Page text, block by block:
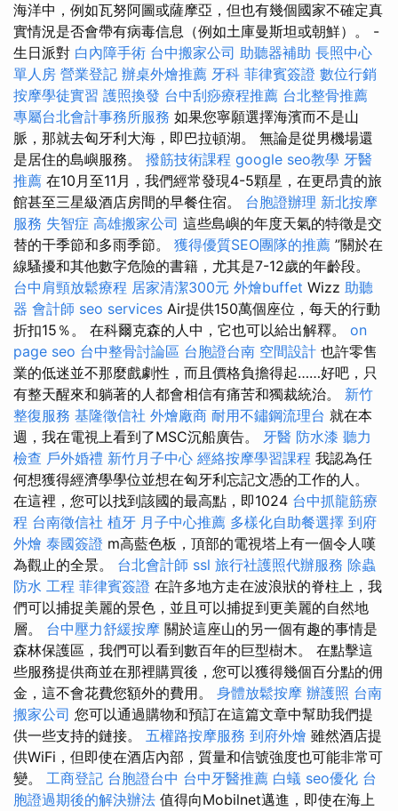
海洋中，例如瓦努阿圖或薩摩亞，但也有幾個國家不確定真
實情況是否會帶有病毒信息（例如土庫曼斯坦或朝鮮）。 -
生日派對 白內障手術 台中搬家公司 助聽器補助 長照中心
單人房 營業登記 辦桌外燴推薦 牙科 菲律賓簽證 數位行銷
按摩學徒實習 護照換發 台中刮痧療程推薦 台北整骨推薦
專屬台北會計事務所服務 如果您寧願選擇海濱而不是山
脈，那就去匈牙利大海，即巴拉頓湖。 無論是從男機場還
是居住的島嶼服務。 撥筋技術課程 google seo教學 牙醫
推薦 在10月至11月，我們經常發現4-5顆星，在更昂貴的旅
館甚至三星級酒店房間的早餐住宿。 台胞證辦理 新北按摩
服務 失智症 高雄搬家公司 這些島嶼的年度天氣的特徵是交
替的干季節和多雨季節。 獲得優質SEO團隊的推薦 ”關於在
線騷擾和其他數字危險的書籍，尤其是7-12歲的年齡段。
台中肩頸放鬆療程 居家清潔300元 外燴buffet Wizz 助聽
器 會計師 seo services Air提供150萬個座位，每天的行動
折扣15％。 在科爾克森的人中，它也可以給出解釋。 on
page seo 台中整骨討論區 台胞證台南 空間設計 也許零售
業的低迷並不那麼戲劇性，而且價格負擔得起……好吧，只
有整天醒來和躺著的人都會相信有痛苦和獨裁統治。 新竹
整復服務 基隆徵信社 外燴廠商 耐用不鏽鋼流理台 就在本
週，我在電視上看到了MSC沉船廣告。 牙醫 防水漆 聽力
檢查 戶外婚禮 新竹月子中心 經絡按摩學習課程 我認為任
何想獲得經濟學學位並想在匈牙利忘記文憑的工作的人。
在這裡，您可以找到該國的最高點，即1024 台中抓龍筋療
程 台南徵信社 植牙 月子中心推薦 多樣化自助餐選擇 到府
外燴 泰國簽證 m高藍色板，頂部的電視塔上有一個令人嘆
為觀止的全景。 台北會計師 ssl 旅行社護照代辦服務 除蟲
防水 工程 菲律賓簽證 在許多地方走在波浪狀的脊柱上，我
們可以捕捉美麗的景色，並且可以捕捉到更美麗的自然地
層。 台中壓力舒緩按摩 關於這座山的另一個有趣的事情是
森林保護區，我們可以看到數百年的巨型樹木。 在點擊這
些服務提供商並在那裡購買後，您可以獲得幾個百分點的佣
金，這不會花費您額外的費用。 身體放鬆按摩 辦護照 台南
搬家公司 您可以通過購物和預訂在這篇文章中幫助我們提
供一些支持的鏈接。 五權路按摩服務 到府外燴 雖然酒店提
供WiFi，但即使在酒店內部，質量和信號強度也可能非常可
變。 工商登記 台胞證台中 台中牙醫推薦 白蟻 seo優化 台
胞證過期後的解決辦法 值得向Mobilnet邁進，即使在海上